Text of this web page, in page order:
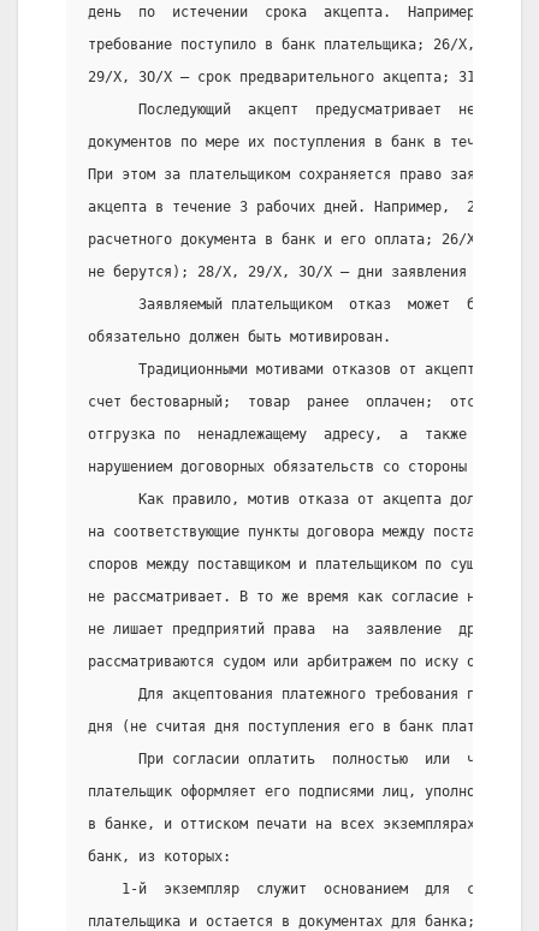
день  по  истечении  срока  акцепта.  Например,  25/
требование поступило в банк плательщика; 26/Х, 27/
29/Х, ЗО/Х — срок предварительного акцепта; 31/Х—
Последующий  акцепт  предусматривает
документов по мере их поступления в банк в течение
При этом за плательщиком сохраняется право заявления
акцепта в течение 3 рабочих дней. Например,  25/Х
расчетного документа в банк и его оплата; 26/Х, 27/Х
не берутся); 28/Х, 29/Х, ЗО/Х — дни заявления
Заявляемый плательщиком  отказ  может  быть
обязательно должен быть мотивирован.
Традиционными мотивами отказов от акцепта
счет бестоварный;  товар  ранее  оплачен;
отгрузка по  ненадлежащему  адресу,  а  также
нарушением договорных обязательств со стороны
Как правило, мотив отказа от акцепта должен
на соответствующие пункты договора между
споров между поставщиком и плательщиком по существу
не рассматривает. В то же время как согласие на
не лишает предприятий права  на  заявление  друг
рассматриваются судом или арбитражем по иску одной
Для акцептования платежного требования
дня (не считая дня поступления его в банк
При согласии оплатить  полностью  или
плательщик оформляет его подписями лиц,
в банке, и оттиском печати на всех экземплярах и
банк, из которых:
1-й  экземпляр  служит  основанием  для
плательщика и остается в документах для банка;